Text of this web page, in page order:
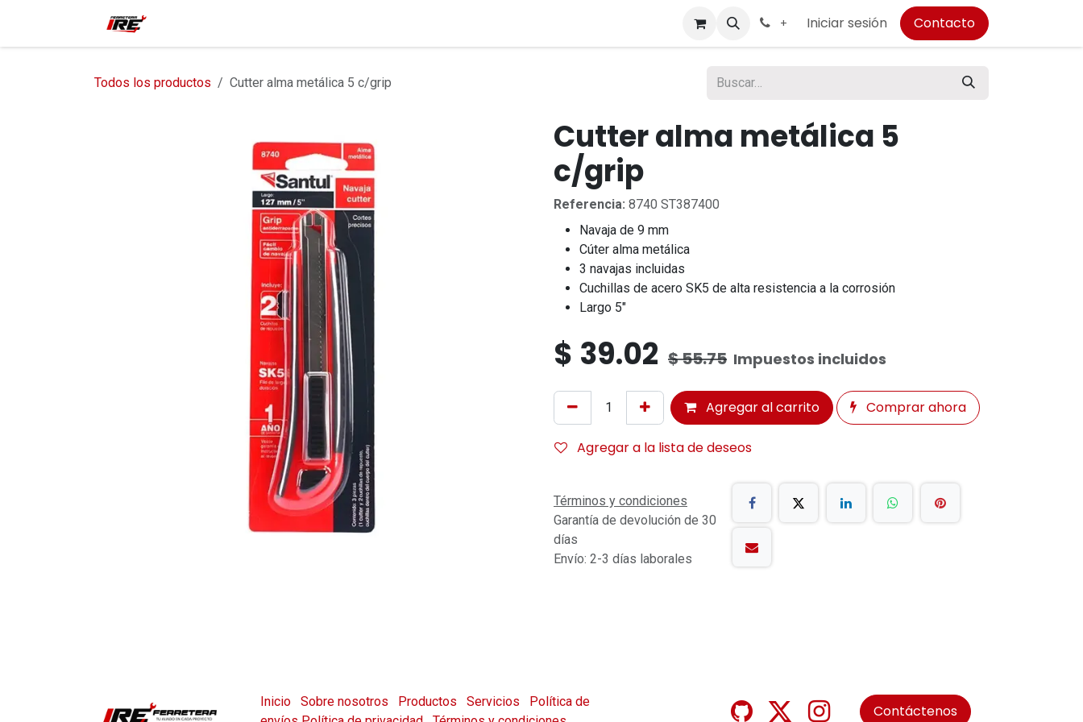
+ Iniciar sesión Contacto
Todos los productos Cutter alma metálica 5 c/grip
Cutter alma metálica 5
c/grip
Referencia: 8740 ST387400
Navaja de 9 mm
Cúter alma metálica
3 navajas incluidas
Cuchillas de acero SK5 de alta resistencia a la corrosión
Largo 5"
$ 39.02 $55.75 Impuestos incluidos
Agregar al carrito Comprar ahora
Agregar a la lista de deseos
Términos y condiciones
Garantía de devolución de 30
días
Envío: 2-3 días laborales
Inicio Sobre nosotros Productos Servicios
Política de
Contáctenos